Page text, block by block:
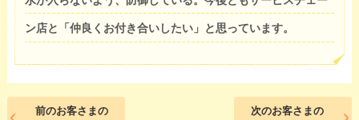
ン店と「仲良くお付き合いしたい」と思っています。
前のお客さまの
次のお客さまの